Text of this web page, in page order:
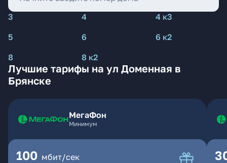
3 4
4 к3
5
6
6 к2
8
8 к2
Лучшие тарифы на ул Доменная в
Брянске
МегаФон
Минимум
100 мбит/сек